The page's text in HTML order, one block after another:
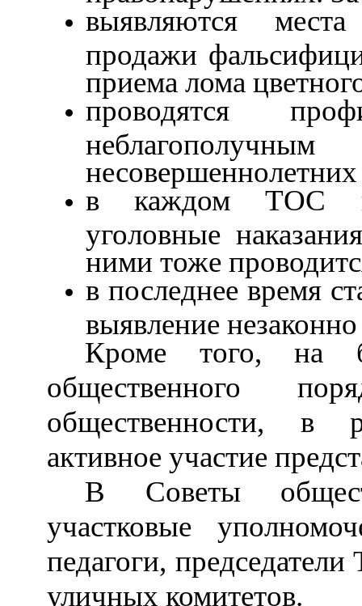
выявляются
продажи
приема лома
проводятся
в каждом ТОС
уголовные
ними тоже
в последнее время
выявление
Кроме того, на
общественного
общественности, в
активное участие
В Советы
участковые
педагоги,
уличных комитетов.